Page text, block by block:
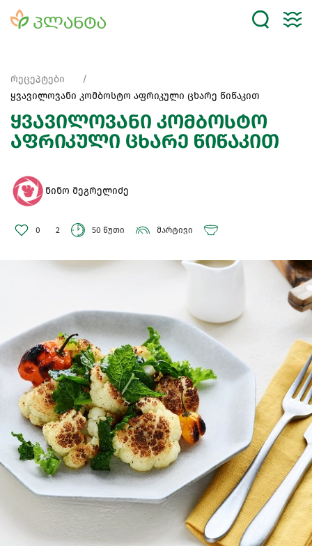
რეცეპტები
ყვავილოვანი კომბოსტო აფრიკული ცხარე წიწაკით
ყვავილოვანი კომბოსტო
აფრიკული ცხარე წიწაკით
ნინო მეგრელიძე
0 2 50 წუთი მარტივი